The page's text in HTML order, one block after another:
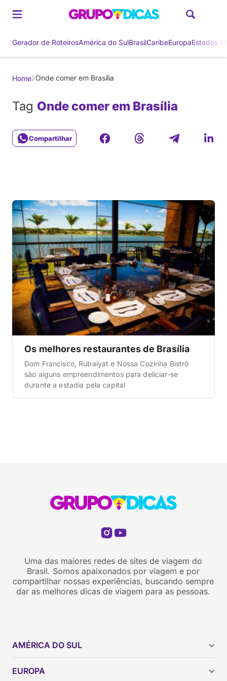
Gerador de RoteirosAmérica do SulBrasilCaribeEuropaEstados
Home Onde comer em Brasília
Tag Onde comer em Brasília
Compartilhar
Os melhores restaurantes de Brasília
Dom Francisco, Rubaiyat e Nossa Cozinha Bistrô
são alguns empreendimentos para deliciar-se
durante a estadia pela capital
Uma das maiores redes de sites de viagem do
Brasil. Somos apaixonados por viagem e por
compartilhar nossas experiências, buscando sempre
dar as melhores dicas de viagem para as pessoas.
AMÉRICA DO SUL
Brasil
EUROPA